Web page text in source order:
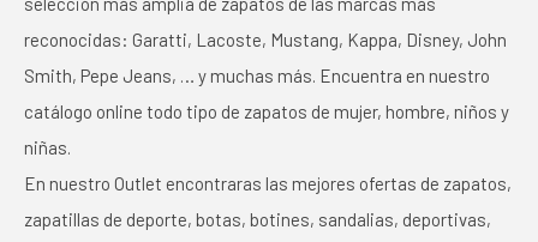
reconocidas: Garatti, Lacoste, Mustang, Kappa, Disney, John
Smith, Pepe Jeans, … y muchas más. Encuentra en nuestro
catálogo online todo tipo de zapatos de mujer, hombre, niños y
niñas.
En nuestro Outlet encontraras las mejores ofertas de zapatos,
zapatillas de deporte, botas, botines, sandalias, deportivas,